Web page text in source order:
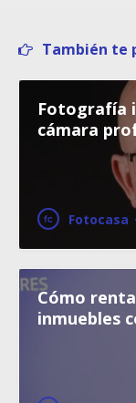
También te
Fotografía
cámara
Fotocasa ·
Cómo
inmuebles